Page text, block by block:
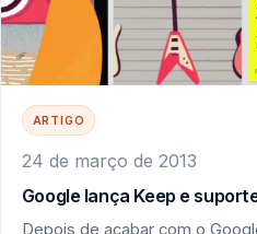
ARTIGO
24 de março de 2013
Google lança Keep e
Depois de acabar com o